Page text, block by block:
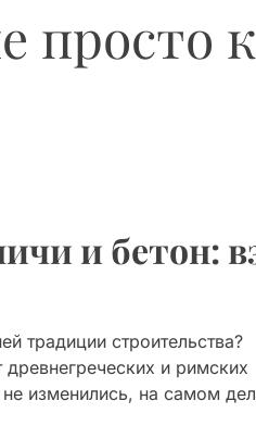
просто
и бетон:
традиции строительства?
и римских
изменились, на самом